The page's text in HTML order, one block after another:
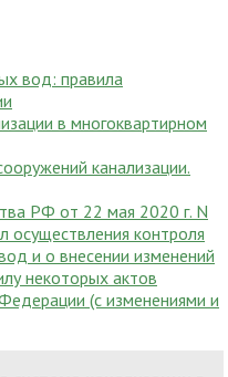
вод: правила
в многоквартирном
канализации.
РФ от 22 мая 2020 г. N
контроля
и о внесении изменений
некоторых актов
(с изменениями и